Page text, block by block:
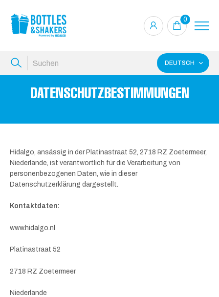
0
DEUTSCH
DATENSCHUTZBESTIMMUNGEN
Hidalgo, ansässig in der Platinastraat 52, 2718 RZ Zoetermeer,
Niederlande, ist verantwortlich für die Verarbeitung von
personenbezogenen Daten, wie in dieser
Datenschutzerklärung dargestellt.
Kontaktdaten:
www.hidalgo.nl
Platinastraat 52
2718 RZ Zoetermeer
Niederlande